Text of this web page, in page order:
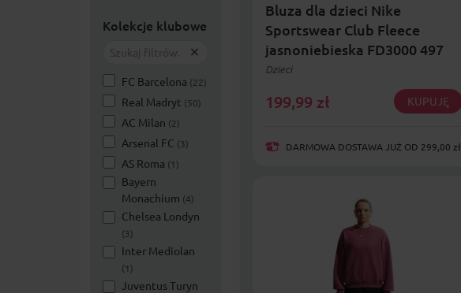
Kolekcje klubowe
FC Barcelona (22)
Real Madryt (50)
AC Milan (2)
Arsenal FC (3)
AS Roma (1)
Bayern
Monachium (4)
Chelsea Londyn
(3)
Inter Mediolan
(1)
Juventus Turyn
Bluza dla dzieci Nike
Sportswear Club Fleece
jasnoniebieska FD3000 497
Dzieci
199,99 zł KUPUJĘ
DARMOWA DOSTAWA JUŻ OD 299,00 zł